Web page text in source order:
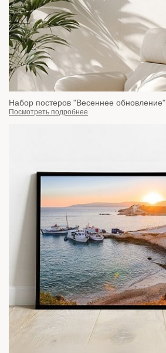
Набор постеров "Весеннее обновление"
Посмотреть подробнее